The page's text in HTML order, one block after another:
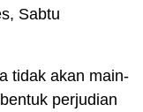
Sabtu
tidak akan main-
perjudian